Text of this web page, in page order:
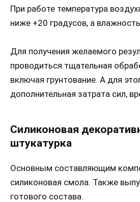
При работе температура
ниже +20 градусов, а
Для получения желаемого
проводиться тщательная
включая грунтование. А для
дополнительная затрата сил,
Силиконовая
штукатурка
Основным составляющим
силиконовая смола. Также
готового состава.